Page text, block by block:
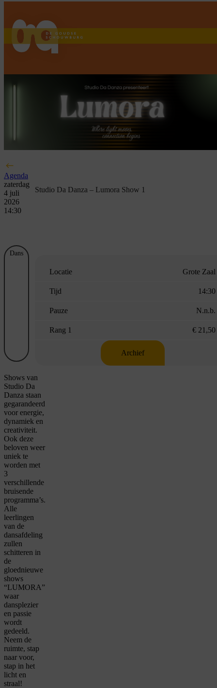
Agenda
zaterdag
4 juli
2026
14:30
Studio Da Danza – Lumora Show 1
Dans
Locatie Grote Zaal
Tijd 14:30
Pauze N.n.b.
Rang 1 € 21,50
Archief
Shows van
Studio Da
Danza staan
gegarandeerd
voor energie,
dynamiek en
creativiteit.
Ook deze
beloven weer
uniek te
worden met
3
verschillende
bruisende
programma’s.
Alle
leerlingen
van de
dansafdeling
zullen
schitteren in
de
gloednieuwe
shows
“LUMORA”
waar
dansplezier
en passie
wordt
gedeeld.
Neem de
ruimte, stap
naar voor,
stap in het
licht en
straal!